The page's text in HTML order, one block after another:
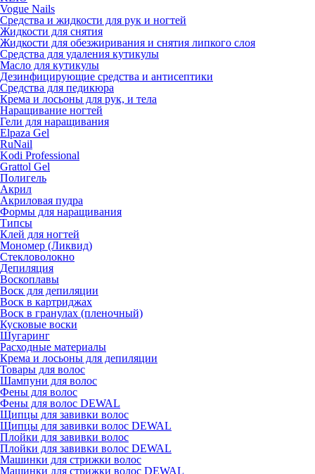
Vogue Nails
Средства и жидкости для рук и ногтей
Жидкости для снятия
Жидкости для обезжиривания и снятия липкого слоя
Средства для удаления кутикулы
Масло для кутикулы
Дезинфицирующие средства и антисептики
Средства для педикюра
Крема и лосьоны для рук, и тела
Наращивание ногтей
Гели для наращивания
Elpaza Gel
RuNail
Kodi Professional
Grattol Gel
Полигель
Акрил
Акриловая пудра
Формы для наращивания
Типсы
Клей для ногтей
Мономер (Ликвид)
Стекловолокно
Депиляция
Воскоплавы
Воск для депиляции
Воск в картриджах
Воск в гранулах (пленочный)
Кусковые воски
Шугаринг
Расходные материалы
Крема и лосьоны для депиляции
Товары для волос
Шампуни для волос
Фены для волос
Фены для волос DEWAL
Щипцы для завивки волос
Щипцы для завивки волос DEWAL
Плойки для завивки волос
Плойки для завивки волос DEWAL
Машинки для стрижки волос
Машинки для стрижки волос DEWAL